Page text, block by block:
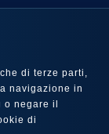
di terze parti,
navigazione in
negare il
di